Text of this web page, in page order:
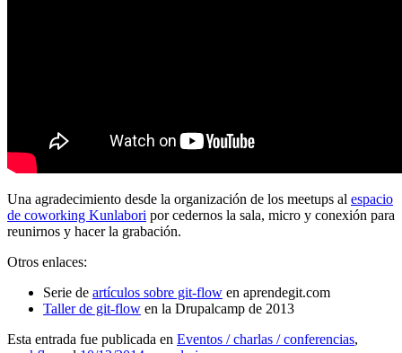
Una agradecimiento desde la organización de los meetups al espacio
de coworking Kunlabori por cedernos la sala, micro y conexión para
reunirnos y hacer la grabación.
Otros enlaces:
Serie de artículos sobre git-flow en aprendegit.com
Taller de git-flow en la Drupalcamp de 2013
Esta entrada fue publicada en Eventos / charlas / conferencias,